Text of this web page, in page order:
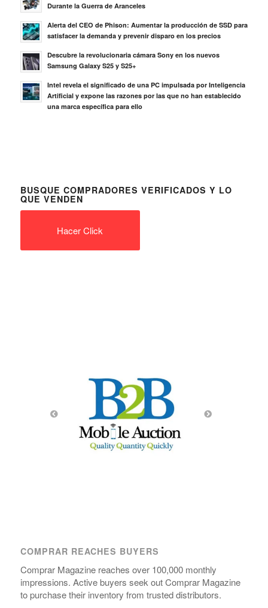
Durante la Guerra de Aranceles
Alerta del CEO de Phison: Aumentar la producción de SSD para
satisfacer la demanda y prevenir disparo en los precios
Descubre la revolucionaria cámara Sony en los nuevos
Samsung Galaxy S25 y S25+
Intel revela el significado de una PC impulsada por Inteligencia
Artificial y expone las razones por las que no han establecido
una marca específica para ello
BUSQUE COMPRADORES VERIFICADOS Y LO
QUE VENDEN
Hacer Click
COMPRAR REACHES BUYERS
Comprar Magazine reaches over 100,000 monthly
impressions. Active buyers seek out Comprar Magazine
to purchase their inventory from trusted distributors.